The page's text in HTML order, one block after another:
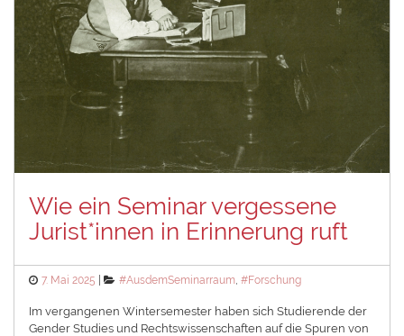
Wie ein Seminar vergessene
Jurist*innen in Erinnerung ruft
Posted
7. Mai 2025 Categories
#AusdemSeminarraum ,#Forschung
Im vergangenen Wintersemester haben sich Studierende der
Gender Studies und Rechtswissenschaften auf die Spuren von